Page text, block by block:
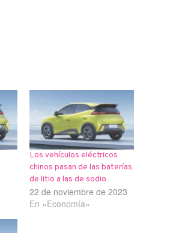
Los vehículos eléctricos
chinos pasan de las baterías
de litio a las de sodio
22 de noviembre de 2023
En «Economía»